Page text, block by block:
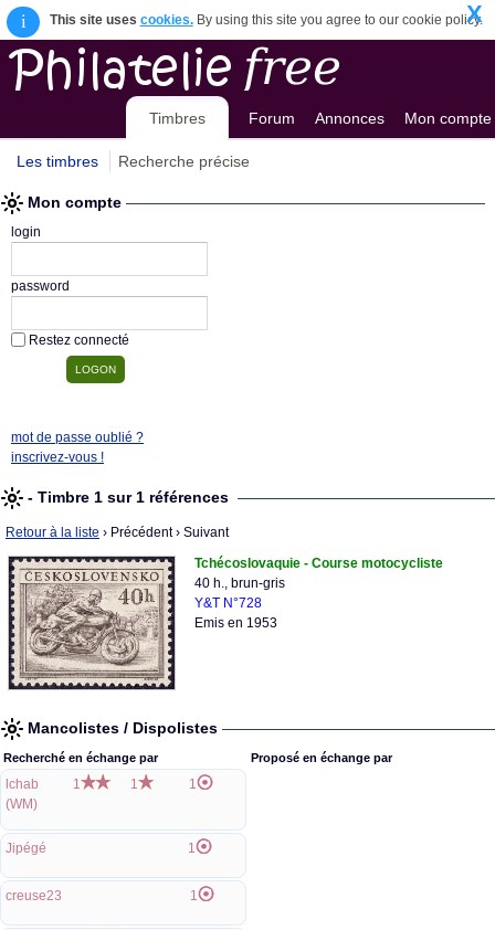
i This site uses cookies.By using this site you agree to our cookie policy.
X
Timbres Forum Annonces Mon compte
Les timbres Recherche précise
Mon compte
login
password
Restez connecté
mot de passe oublié ?
inscrivez-vous !
- Timbre 1 sur 1 références
Retour à la liste › Précédent› Suivant
Tchécoslovaquie - Course motocycliste
40 h., brun-gris
Y&T N°728
Emis en 1953
Mancolistes / Dispolistes
Recherché en échange par
lchab
(WM)
1 1 1
Jipégé 1
creuse23 1
Proposé en échange par